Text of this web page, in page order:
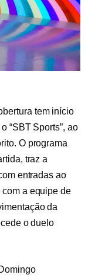
tem início
“SBT Sports”, ao
O programa
traz a
entradas ao
a equipe de
da
o duelo